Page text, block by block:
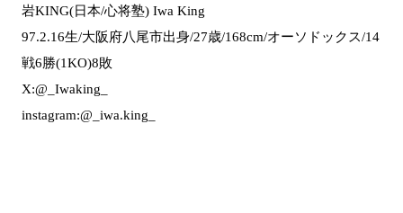
岩KING(日本/心将塾) Iwa King
97.2.16生/大阪府八尾市出身/27歳/168cm/オーソドックス/14
戦6勝(1KO)8敗
X:@_Iwaking_
instagram:@_iwa.king_